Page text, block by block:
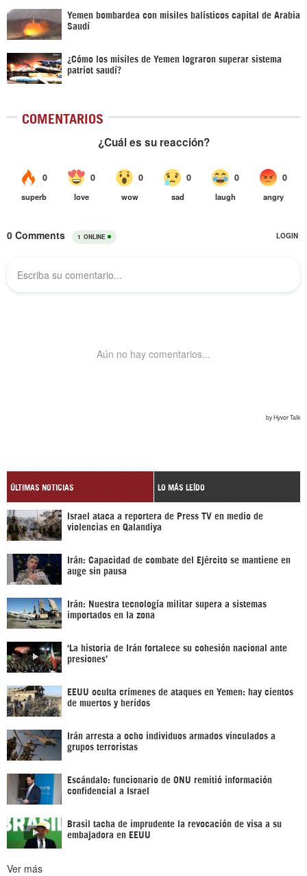
Yemen bombardea con misiles balísticos capital de Arabia
Saudí
¿Cómo los misiles de Yemen lograron superar sistema
patriot saudí?
COMENTARIOS
ÚLTIMAS NOTICIAS LO MÁS LEÍDO
Israel ataca a reportera de Press TV en medio de
violencias en Qalandiya
Irán: Capacidad de combate del Ejército se mantiene en
auge sin pausa
Irán: Nuestra tecnología militar supera a sistemas
importados en la zona
‘La historia de Irán fortalece su cohesión nacional ante
presiones’
EEUU oculta crímenes de ataques en Yemen: hay cientos
de muertos y heridos
Irán arresta a ocho individuos armados vinculados a
grupos terroristas
Escándalo: funcionario de ONU remitió información
confidencial a Israel
Brasil tacha de imprudente la revocación de visa a su
embajadora en EEUU
Ver más